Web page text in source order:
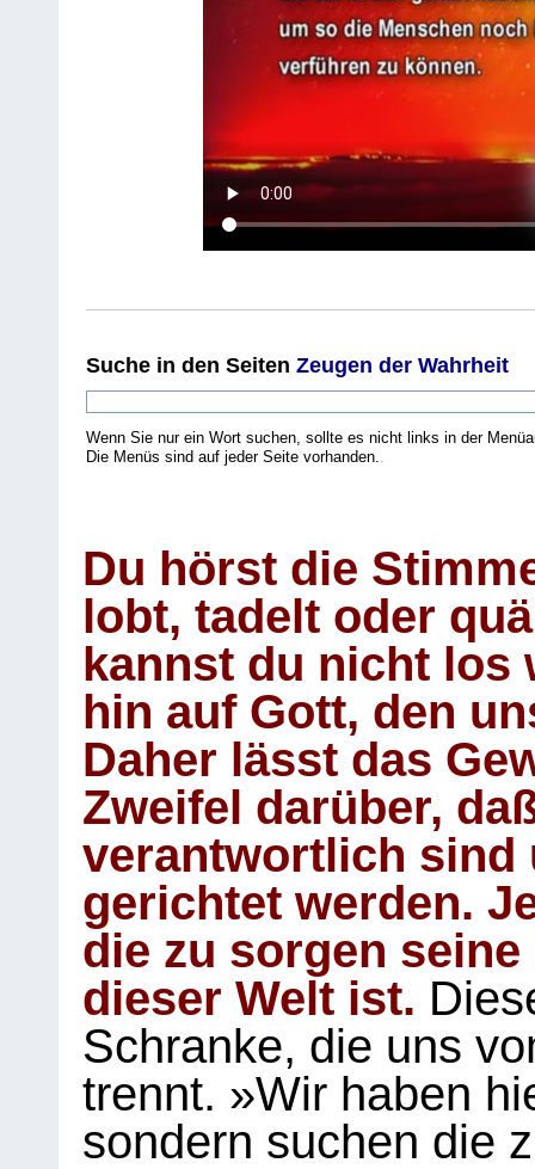
Suche in den Seiten Zeugen der Wahrheit
Wenn Sie nur ein Wort suchen, sollte es nicht links in der
Die Menüs sind auf jeder Seite vorhanden.
Du hörst die
lobt, tadelt oder
kannst du nicht los
hin auf Gott, den
Daher lässt das
Zweifel darüber,
verantwortlich sind
gerichtet werden.
die zu sorgen
dieser Welt ist.
Schranke, die uns
trennt. »Wir haben
sondern suchen die